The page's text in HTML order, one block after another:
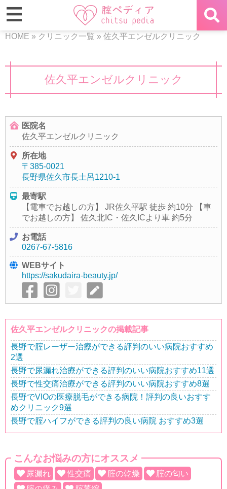
HOME » クリニック一覧 » 佐久平エンゼルクリニック
佐久平エンゼルクリニック
医院名
佐久平エンゼルクリニック
所在地
〒385-0021
長野県佐久市長土呂1210-1
最寄駅
【電車でお越しの方】 JR佐久平駅 徒歩 約10分 【車
でお越しの方】 佐久北IC・佐久ICより車 約5分
お電話
0267-67-5816
WEBサイト
https://sakudaira-beauty.jp/
佐久平エンゼルクリニックの掲載記事
長野で腟レーザー治療ができる評判のいい病院おすすめ
2選
長野で尿漏れ治療ができる評判のいい病院おすすめ11選
長野で性交痛治療ができる評判のいい病院おすすめ8選
長野でVIOの医療脱毛ができる病院！評判の良いおすす
めクリニック9選
長野で腟ハイフができる評判の良い病院 おすすめ3選
こんなお悩みの方にオススメ
尿漏れ 性交痛 腟の乾燥
腟の匂い